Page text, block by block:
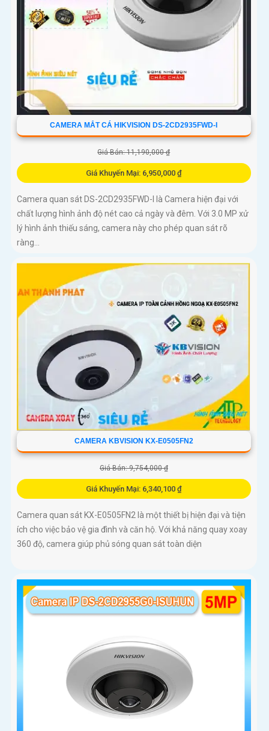
CAMERA MẮT CÁ HIKVISION DS-2CD2935FWD-I
Giá Bán: 11,190,000 ₫
Giá Khuyến Mại: 6,950,000 ₫
Camera quan sát DS-2CD2935FWD-I là Camera hiện đại với
chất lượng hình ảnh độ nét cao cả ngày và đêm. Với 3.0 MP xử
lý hình ảnh thiếu sáng, camera này cho phép quan sát rõ
ràng...
CAMERA KBVISION KX-E0505FN2
Giá Bán: 9,754,000 ₫
Giá Khuyến Mại: 6,340,100 ₫
Camera quan sát KX-E0505FN2 là một thiết bị hiện đại và tiện
ích cho việc bảo vệ gia đình và căn hộ. Với khả năng quay xoay
360 độ, camera giúp phủ sóng quan sát toàn diện